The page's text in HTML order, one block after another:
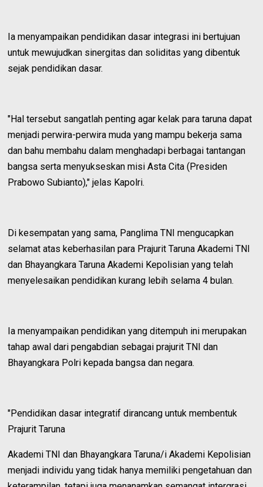
Ia menyampaikan pendidikan dasar integrasi ini bertujuan
untuk mewujudkan sinergitas dan soliditas yang dibentuk
sejak pendidikan dasar.
"Hal tersebut sangatlah penting agar kelak para taruna dapat
menjadi perwira-perwira muda yang mampu bekerja sama
dan bahu membahu dalam menghadapi berbagai tantangan
bangsa serta menyukseskan misi Asta Cita (Presiden
Prabowo Subianto)," jelas Kapolri.
Di kesempatan yang sama, Panglima TNI mengucapkan
selamat atas keberhasilan para Prajurit Taruna Akademi TNI
dan Bhayangkara Taruna Akademi Kepolisian yang telah
menyelesaikan pendidikan kurang lebih selama 4 bulan.
Ia menyampaikan pendidikan yang ditempuh ini merupakan
tahap awal dari pengabdian sebagai prajurit TNI dan
Bhayangkara Polri kepada bangsa dan negara.
"Pendidikan dasar integratif dirancang untuk membentuk
Prajurit Taruna
Akademi TNI dan Bhayangkara Taruna/i Akademi Kepolisian
menjadi individu yang tidak hanya memiliki pengetahuan dan